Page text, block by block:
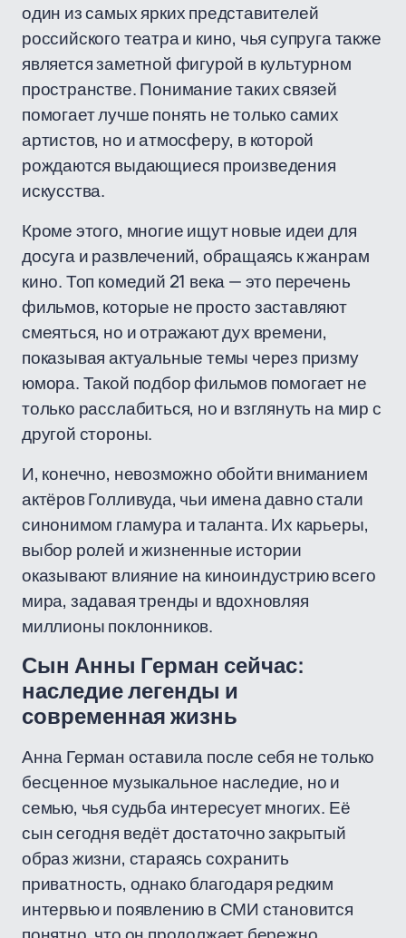
один из самых ярких представителей
российского театра и кино, чья супруга также
является заметной фигурой в культурном
пространстве. Понимание таких связей
помогает лучше понять не только самих
артистов, но и атмосферу, в которой
рождаются выдающиеся произведения
искусства.
Кроме этого, многие ищут новые идеи для
досуга и развлечений, обращаясь к жанрам
кино. Топ комедий 21 века — это перечень
фильмов, которые не просто заставляют
смеяться, но и отражают дух времени,
показывая актуальные темы через призму
юмора. Такой подбор фильмов помогает не
только расслабиться, но и взглянуть на мир с
другой стороны.
И, конечно, невозможно обойти вниманием
актёров Голливуда, чьи имена давно стали
синонимом гламура и таланта. Их карьеры,
выбор ролей и жизненные истории
оказывают влияние на киноиндустрию всего
мира, задавая тренды и вдохновляя
миллионы поклонников.
Сын Анны Герман сейчас:
наследие легенды и
современная жизнь
Анна Герман оставила после себя не только
бесценное музыкальное наследие, но и
семью, чья судьба интересует многих. Её
сын сегодня ведёт достаточно закрытый
образ жизни, стараясь сохранить
приватность, однако благодаря редким
интервью и появлению в СМИ становится